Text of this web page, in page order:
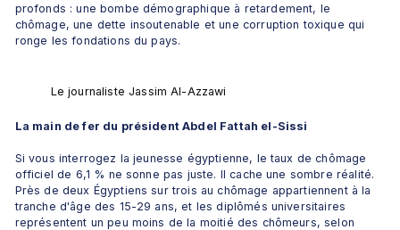
profonds : une bombe démographique à retardement, le
chômage, une dette insoutenable et une corruption toxique qui
ronge les fondations du pays.
Le journaliste Jassim Al-Azzawi
La main de fer du président Abdel Fattah el-Sissi
Si vous interrogez la jeunesse égyptienne, le taux de chômage
officiel de 6,1 % ne sonne pas juste. Il cache une sombre réalité.
Près de deux Égyptiens sur trois au chômage appartiennent à la
tranche d'âge des 15-29 ans, et les diplômés universitaires
représentent un peu moins de la moitié des chômeurs, selon